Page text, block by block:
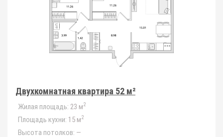
Двухкомнатная квартира 52 м²
Жилая площадь: 23 м2
Площадь кухни: 15 м2
Высота потолков: —